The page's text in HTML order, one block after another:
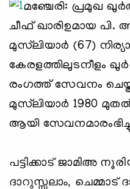
മഞ്ചേരി: പ്രമുഖ
ചീഫ് ഖാരിഉമായ
മുസ്‌ലിയാര്‍ (67)
കേരളത്തിലുടനീളം
രംഗത്ത് സേവനം
മുസ്‌ലിയാര്‍ 1980
ആയി
പട്ടിക്കാട് ജാമിഅ
ദാറുസ്സലാം,